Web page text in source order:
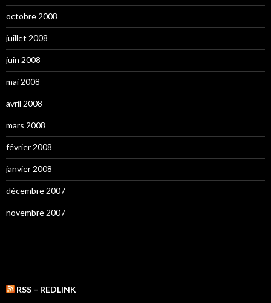
octobre 2008
juillet 2008
juin 2008
mai 2008
avril 2008
mars 2008
février 2008
janvier 2008
décembre 2007
novembre 2007
RSS – REDLINK